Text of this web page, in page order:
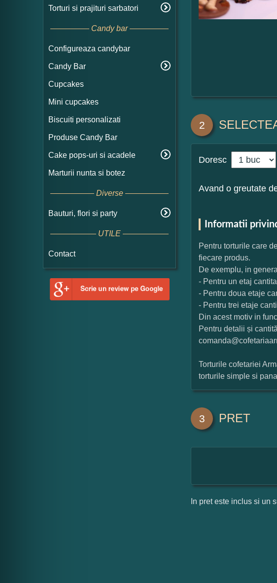
Torturi si prajituri sarbatori
Candy bar
Configureaza candybar
Candy Bar
Cupcakes
Mini cupcakes
Biscuiti personalizati
Produse Candy Bar
Cake pops-uri si acadele
Marturii nunta si botez
Diverse
Bauturi, flori si party
UTILE
Contact
2
Doresc
Avand o greutate
Informatii
Pentru torturile care
fiecare produs.
De exemplu, in
- Pentru un etaj
- Pentru doua etaje
- Pentru trei etaje
Din acest motiv in
Pentru detalii și
Torturile cofetariei
torturile simple si
3 PRET
In pret este inclus si un